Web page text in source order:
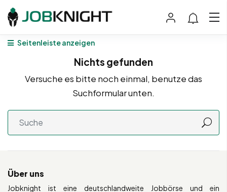
Seitenleiste anzeigen
Nichts gefunden
Versuche es bitte noch einmal, benutze das
Suchformular unten.
Über uns
Jobknight ist eine deutschlandweite Jobbörse und ein